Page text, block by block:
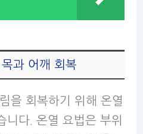
과 어깨 회복
을 회복하기 위해 온열
니다. 온열 요법은 부위